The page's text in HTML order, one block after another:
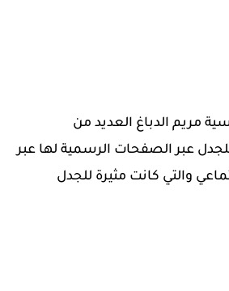
مريم الدباغ العديد من
عبر الصفحات الرسمية لها عبر
والتي كانت مثيرة للجدل